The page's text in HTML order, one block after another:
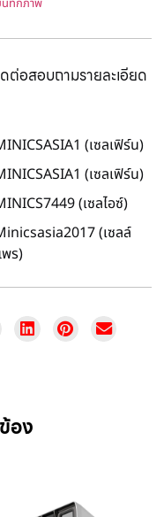
นทึกภาพ
ต่อสอบถามรายละเอียด
(เซลเฟิร์น)
(เซลเฟิร์น)
(เซลไอซ์)
(เซลล์
ร)
อง